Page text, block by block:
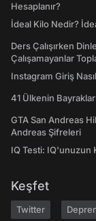
Hesaplanır?
İdeal Kilo Nedir?
Ders Çalışırken
Çalışamayanlar
Instagram Giriş
41 Ülkenin
GTA San Andreas
Andreas Şifreleri
IQ Testi: IQ'unuzun
Keşfet
Twitter